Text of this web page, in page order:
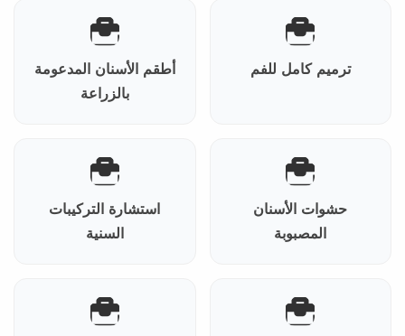
ترميم كامل للفم
أطقم الأسنان المدعومة
بالزراعة
حشوات الأسنان
المصبوبة
استشارة التركيبات
السنية